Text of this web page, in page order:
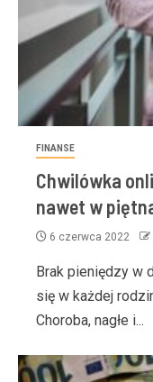
FINANSE
Chwilówka
nawet w
6 czerwca 2022
Brak pieniędzy w
się w każdej
Choroba, nagłe i...